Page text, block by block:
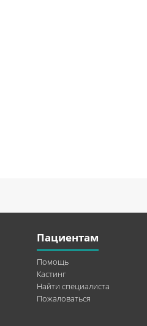
Пациентам
Помощь
Кастинг
Найти специалиста
Пожаловаться